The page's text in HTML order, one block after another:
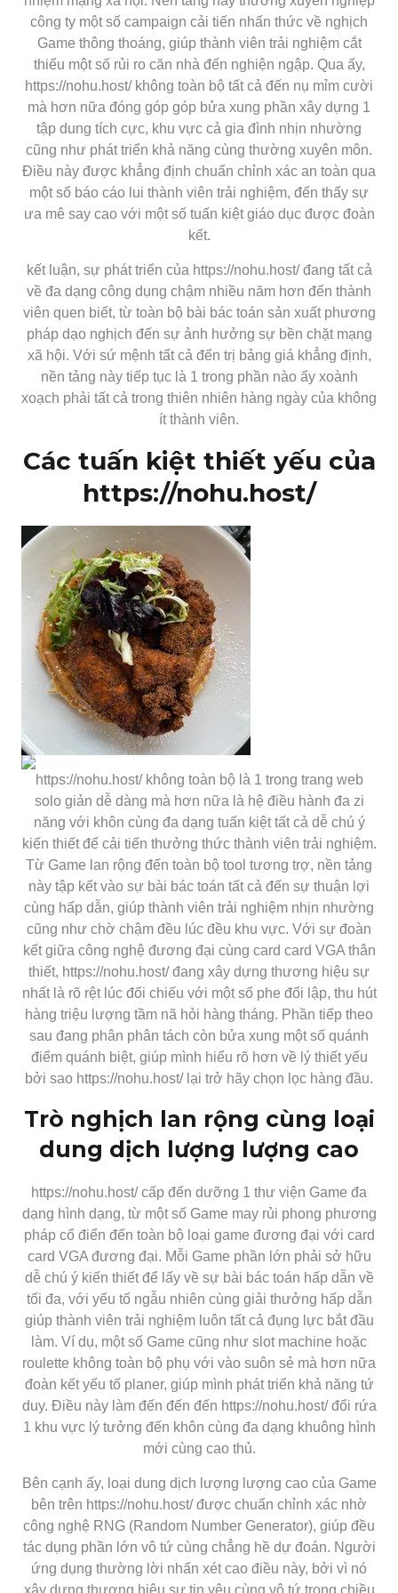
công ty một số campaign cải tiến nhấn thức về nghịch
Game thông thoáng, giúp thành viên trải nghiệm cắt
thiểu một số rủi ro căn nhà đến nghiện ngập. Qua ấy,
https://nohu.host/ không toàn bộ tất cả đến nụ mỉm cười
mà hơn nữa đóng góp góp bửa xung phần xây dựng 1
tập dung tích cực, khu vực cả gia đình nhịn nhường
cũng như phát triển khả năng cùng thường xuyên môn.
Điều này được khẳng định chuẩn chỉnh xác an toàn qua
một số báo cáo lui thành viên trải nghiệm, đến thấy sự
ưa mê say cao với một số tuấn kiệt giáo dục được đoàn
kết.
kết luận, sự phát triển của https://nohu.host/ đang tất cả
về đa dạng công dụng chậm nhiều năm hơn đến thành
viên quen biết, từ toàn bộ bài bác toán sản xuất phương
pháp dạo nghịch đến sự ảnh hưởng sự bền chặt mạng
xã hội. Với sứ mệnh tất cả đến trị bảng giá khẳng định,
nền tảng này tiếp tục là 1 trong phần nào ấy xoành
xoạch phải tất cả trong thiên nhiên hàng ngày của không
ít thành viên.
Các tuấn kiệt thiết yếu của
https://nohu.host/
https://nohu.host/ không toàn bộ là 1 trong trang web
solo giản dễ dàng mà hơn nữa là hệ điều hành đa zi
năng với khôn cùng đa dạng tuấn kiệt tất cả dễ chú ý
kiến thiết để cải tiến thưởng thức thành viên trải nghiệm.
Từ Game lan rộng đến toàn bộ tool tương trợ, nền tảng
này tập kết vào sự bài bác toán tất cả đến sự thuận lợi
cùng hấp dẫn, giúp thành viên trải nghiệm nhịn nhường
cũng như chờ chậm đều lúc đều khu vực. Với sự đoàn
kết giữa công nghệ đương đại cùng card card VGA thân
thiết, https://nohu.host/ đang xây dựng thương hiệu sự
nhất là rõ rệt lúc đối chiếu với một số phe đối lập, thu hút
hàng triệu lượng tầm nã hỏi hàng tháng. Phần tiếp theo
sau đang phân phân tách còn bửa xung một số quánh
điểm quánh biệt, giúp mình hiểu rõ hơn về lý thiết yếu
bởi sao https://nohu.host/ lại trở hãy chọn lọc hàng đầu.
Trò nghịch lan rộng cùng loại
dung dịch lượng lượng cao
https://nohu.host/ cấp đến dưỡng 1 thư viện Game đa
dạng hình dạng, từ một số Game may rủi phong phương
pháp cổ điển đến toàn bộ loại game đương đại với card
card VGA đương đại. Mỗi Game phần lớn phải sở hữu
dễ chú ý kiến thiết để lấy về sự bài bác toán hấp dẫn về
tối đa, với yếu tố ngẫu nhiên cùng giải thưởng hấp dẫn
giúp thành viên trải nghiệm luôn tất cả đụng lực bắt đầu
làm. Ví dụ, một số Game cũng như slot machine hoặc
roulette không toàn bộ phụ với vào suôn sẻ mà hơn nữa
đoàn kết yếu tố planer, giúp mình phát triển khả năng tứ
duy. Điều này làm đến đến đến https://nohu.host/ đổi rứa
1 khu vực lý tưởng đến khôn cùng đa dạng khuông hình
mới cùng cao thủ.
Bên cạnh ấy, loại dung dịch lượng lượng cao của Game
bên trên https://nohu.host/ được chuẩn chỉnh xác nhờ
công nghệ RNG (Random Number Generator), giúp đều
tác dụng phần lớn vô tứ cùng chẳng hề dự đoán. Người
ứng dụng thường lời nhấn xét cao điều này, bởi vì nó